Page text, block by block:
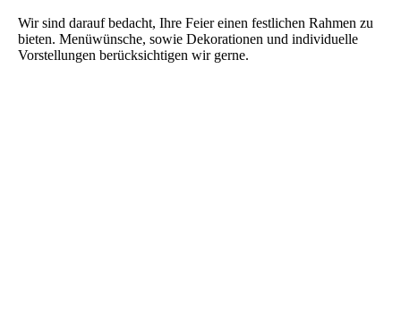
Wir sind darauf bedacht, Ihre Feier einen festlichen Rahmen zu
bieten. Menüwünsche, sowie Dekorationen und individuelle
Vorstellungen berücksichtigen wir gerne.